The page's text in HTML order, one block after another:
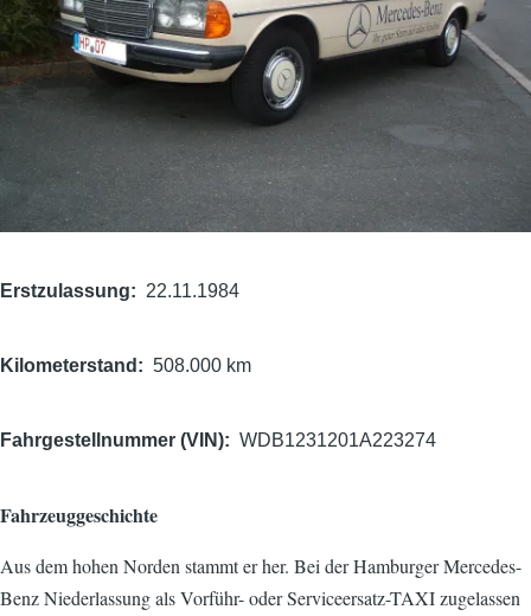
Erstzulassung 22.11.1984
Kilometerstand 508.000 km
Fahrgestellnummer (VIN) WDB1231201A223274
Fahrzeuggeschichte
Aus dem hohen Norden stammt er her. Bei der Hamburger Mercedes-
Benz Niederlassung als Vorführ- oder Serviceersatz-TAXI zugelassen